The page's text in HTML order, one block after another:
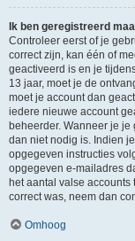
Ik ben geregistreerd
Controleer eerst of je
correct zijn, kan één of
geactiveerd is en je
13 jaar, moet je de
moet je account dan
iedere nieuwe account
beheerder. Wanneer je
dan niet nodig is. Indien
opgegeven instructies
opgegeven e-mailadres
het aantal valse
correct was, neem dan
Omhoog